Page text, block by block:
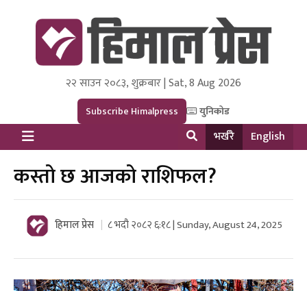
Himal Press
Dot NewsyNepal Media and Research Pvt Ltd.
२२ साउन २०८३, शुक्रबार | Sat, 8 Aug 2026
Subscribe Himalpress युनिकोड
भर्खरै English
कस्तो छ आजको राशिफल?
हिमाल प्रेस ८ भदौ २०८२ ६:१८ | Sunday, August 24, 2025